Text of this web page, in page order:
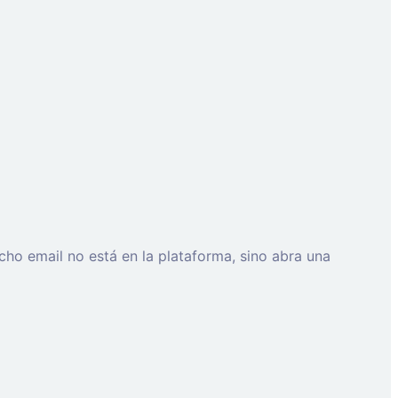
email no está en la plataforma, sino abra una